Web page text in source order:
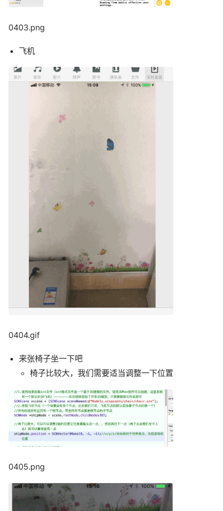
0403.png
飞机
0404.gif
来张椅子坐一下吧
椅子比较大，我们需要适当调整一下位置
0405.png